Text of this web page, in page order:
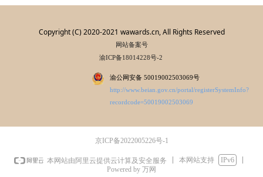
Copyright (C) 2020-2021 wawards.cn, All Rights Reserved
网站备案号
渝ICP备18014228号-2
渝公网安备 50019002503069号
http://www.beian.gov.cn/portal/registerSystemInfo?
recordcode=50019002503069
京ICP备2022005226号-1
本网站由阿里云提供云计算及安全服务 本网站支持
IPv6
Powered by 万网